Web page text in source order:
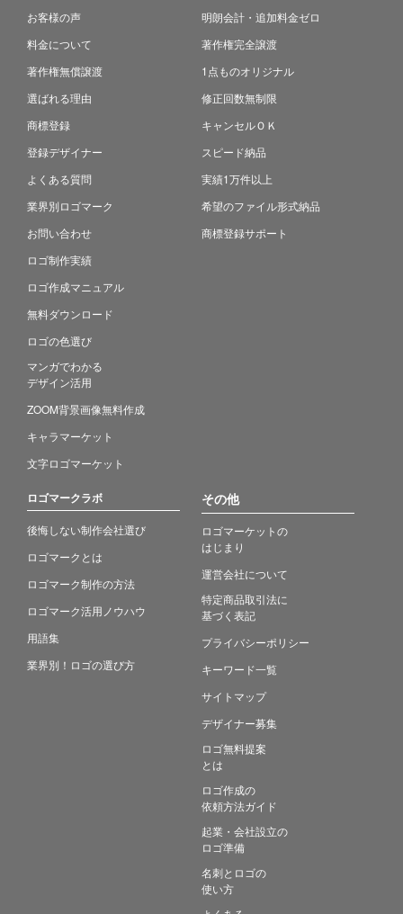
お客様の声
料金について
著作権無償譲渡
選ばれる理由
商標登録
登録デザイナー
よくある質問
業界別ロゴマーク
お問い合わせ
ロゴ制作実績
ロゴ作成マニュアル
無料ダウンロード
ロゴの色選び
マンガでわかる
デザイン活用
ZOOM背景画像無料作成
キャラマーケット
文字ロゴマーケット
明朗会計・追加料金ゼロ
著作権完全譲渡
1点ものオリジナル
修正回数無制限
キャンセルＯＫ
スピード納品
実績1万件以上
希望のファイル形式納品
商標登録サポート
ロゴマークラボ
後悔しない制作会社選び
ロゴマークとは
ロゴマーク制作の方法
ロゴマーク活用ノウハウ
用語集
業界別！ロゴの選び方
その他
ロゴマーケットの
はじまり
運営会社について
特定商品取引法に
基づく表記
プライバシーポリシー
キーワード一覧
サイトマップ
デザイナー募集
ロゴ無料提案
とは
ロゴ作成の
依頼方法ガイド
起業・会社設立の
ロゴ準備
名刺とロゴの
使い方